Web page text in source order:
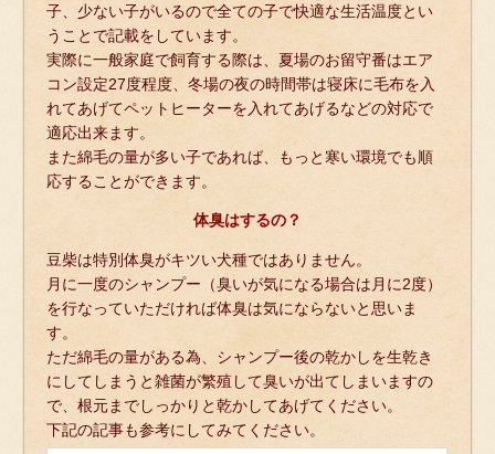
子、少ない子がいるので全ての子で快適な生活温度とい
うことで記載をしています。
実際に一般家庭で飼育する際は、夏場のお留守番はエア
コン設定27度程度、冬場の夜の時間帯は寝床に毛布を入
れてあげてペットヒーターを入れてあげるなどの対応で
適応出来ます。
また綿毛の量が多い子であれば、もっと寒い環境でも順
応することができます。
体臭はするの？
豆柴は特別体臭がキツい犬種ではありません。
月に一度のシャンプー（臭いが気になる場合は月に2度）
を行なっていただければ体臭は気にならないと思いま
す。
ただ綿毛の量がある為、シャンプー後の乾かしを生乾き
にしてしまうと雑菌が繁殖して臭いが出てしまいますの
で、根元までしっかりと乾かしてあげてください。
下記の記事も参考にしてみてください。